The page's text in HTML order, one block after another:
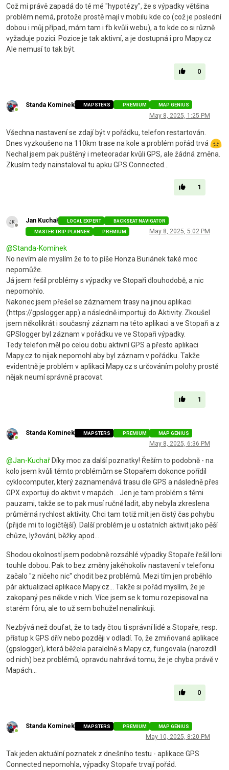
Což mi právě zapadá do té mé "hypotézy", že s výpadky většina
problém nemá, protože prostě mají v mobilu kde co (což je poslední
dobou i můj případ, mám tam i fb kvůli webu), a to kde co si různě
vyžaduje pozici. Pozice je tak aktivní, a je dostupná i pro Mapy.cz
Ale nemusí to tak být.
0
Online
Standa Komínek MAPSTERS PREMIUM MAP GENIUS
May 8, 2025, 1:25 PM
Všechna nastavení se zdají být v pořádku, telefon restartován.
Dnes vyzkoušeno na 110km trase na kole a problém pořád trvá
Nechal jsem pak puštěný i meteoradar kvůli GPS, ale žádná změna.
Zkusím tedy nainstaloval tu apku GPS Connected...
1
Offline
Jan Kuchař LOCAL EXPERT
BACKSEAT NAVIGATOR
MASTER TRIP PLANNER
PREMIUM May 8, 2025, 5:02 PM
@Standa-Komínek
No nevím ale myslím že to to píše Honza Buriánek také moc
nepomůže.
Já jsem řešil problémy s výpadky ve Stopaři dlouhodobě, a nic
nepomohlo.
Nakonec jsem přešel se záznamem trasy na jinou aplikaci
(https://gpslogger.app) a následně importuji do Aktivity. Zkoušel
jsem několikrát i současný záznam na této aplikaci a ve Stopaři a z
GPSlogger byl záznam v pořádku ve ve Stopaři výpadky.
Tedy telefon měl po celou dobu aktivní GPS a přesto aplikaci
Mapy.cz to nijak nepomohl aby byl záznam v pořádku. Takže
evidentně je problém v aplikaci Mapy.cz s určováním polohy prostě
nějak neumí správně pracovat.
1
Standa Komínek MAPSTERS PREMIUM MAP GENIUS
May 8, 2025, 6:36 PM
@Jan-Kuchař Díky moc za další poznatky! Řeším to podobně - na
kolo jsem kvůli těmto problémům se Stopařem dokonce pořídil
cyklocomputer, který zaznamenává trasu dle GPS a následně přes
GPX exportuji do aktivit v mapách... Jen je tam problém s těmi
pauzami, takže se to pak musí ručně ladit, aby nebyla zkreslena
průměrná rychlost aktivity. Chci tam totiž mít jen čistý čas pohybu
(přijde mi to logičtější). Další problém je u ostatních aktivit jako pěší
chůze, lyžování, běžky apod...
Shodou okolností jsem podobně rozsáhlé výpadky Stopaře řešil loni
touhle dobou. Pak to bez změny jakéhokoliv nastavení v telefonu
začalo "z ničeho nic" chodit bez problémů. Mezi tím jen proběhlo
pár aktualizací aplikace Mapy.cz... Takže si pořád myslím, že je
zakopaný pes někde v nich. Více jsem se k tomu rozepisoval na
starém fóru, ale to už sem bohužel nenalinkuji.
Nezbývá než doufat, že to tady čtou ti správní lidé a Stopaře, resp.
přístup k GPS dřív nebo později v odladí. To, že zmiňovaná aplikace
(gpslogger), která běžela paralelně s Mapy.cz, fungovala (narozdíl
od nich) bez problémů, opravdu nahrává tomu, že je chyba právě v
Mapách...
0
Standa Komínek MAPSTERS PREMIUM MAP GENIUS
May 10, 2025, 8:20 PM
Tak jeden aktuální poznatek z dnešního testu - aplikace GPS
Connected nepomohla, výpadky Stopaře trvají pořád.